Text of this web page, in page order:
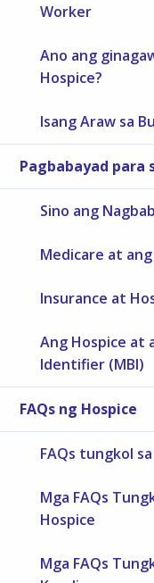
Worker
Ano ang
Hospice?
Isang Araw sa
Pagbabayad para
Sino ang
Medicare at
Insurance at
Ang Hospice at
Identifier (MBI)
FAQs ng Hospice
FAQs tungkol
Mga FAQs
Hospice
Mga FAQs